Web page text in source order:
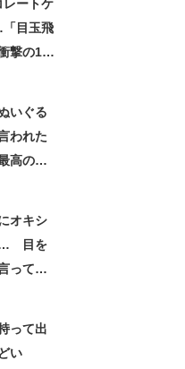
レートケ
目玉飛
撃の1皿
いぐる
われた
高の褒
オキシ
目を
ってく
って出
い